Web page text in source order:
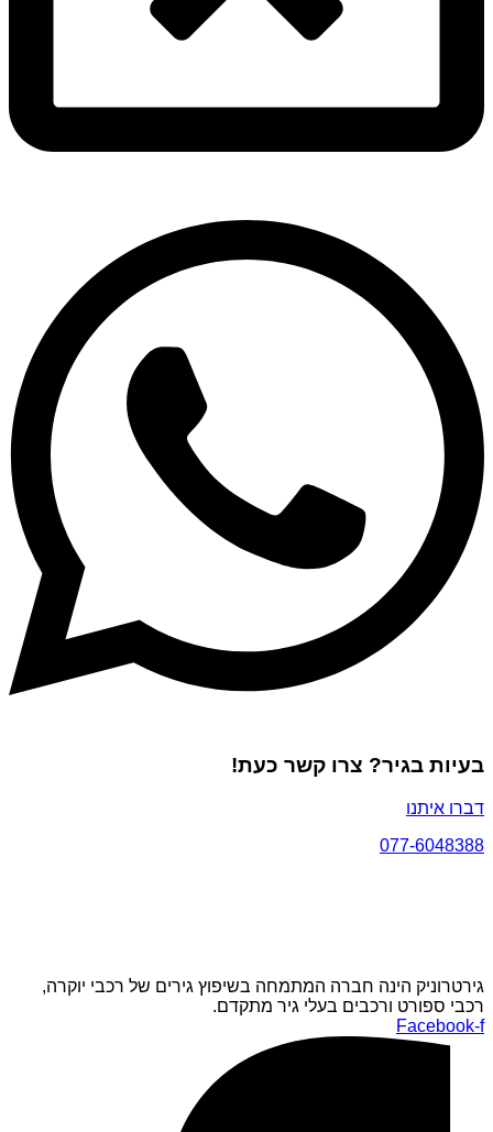
בעיות בגיר? צרו קשר כעת!
דברו איתנו
077-6048388
גירטרוניק הינה חברה המתמחה בשיפוץ גירים של רכבי יוקרה,
רכבי ספורט ורכבים בעלי גיר מתקדם.
Facebook-f